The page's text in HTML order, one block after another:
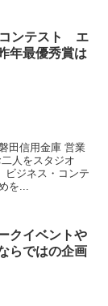
ンテスト エ
年最優秀賞は
田信用金庫 営業
人をスタジオ
ジネス・コンテ
を...
クイベントや
らではの企画